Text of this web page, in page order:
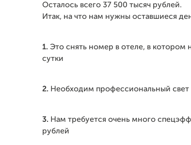
Осталось всего 37 500 тысяч рублей.
Итак, на что нам нужны оставшиеся
1. Это снять номер в отеле, в котором
сутки
2. Необходим профессиональный свет
3. Нам требуется очень много
рублей